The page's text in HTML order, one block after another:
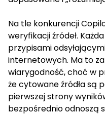
Na tle konkurencji
weryfikacji źródeł.
przypisami
internetowych. Ma to
wiarygodność, choć w
że cytowane źródła są
pierwszej strony
bezpośrednio odnoszą